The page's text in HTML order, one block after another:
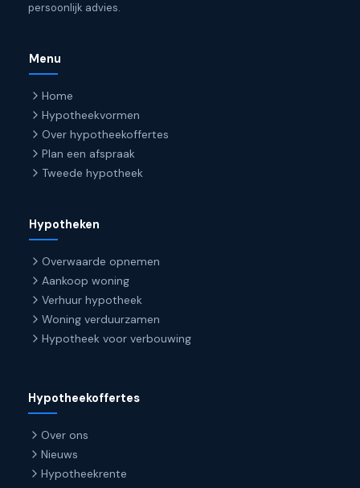
persoonlijk advies.
Menu
Home
Hypotheekvormen
Over hypotheekoffertes
Plan een afspraak
Tweede hypotheek
Hypotheken
Overwaarde opnemen
Aankoop woning
Verhuur hypotheek
Woning verduurzamen
Hypotheek voor verbouwing
Hypotheekoffertes
Over ons
Nieuws
Hypotheekrente